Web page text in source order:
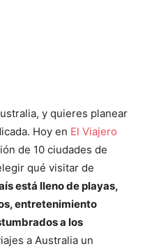
y quieres planear
Hoy en El Viajero
de 10 ciudades de
qué visitar de
está lleno de playas,
entretenimiento
a los
a Australia un